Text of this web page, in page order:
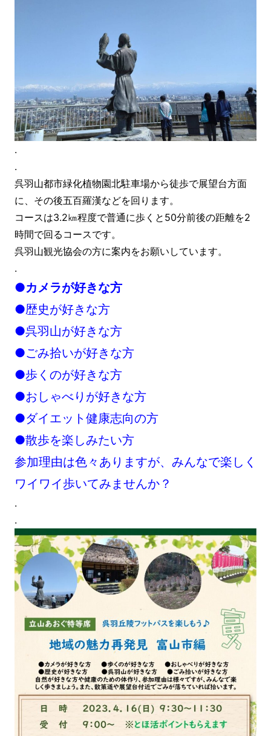
.
.
呉羽山都市緑化植物園北駐車場から徒歩で展望台方面
に、その後五百羅漢などを回ります。
コースは3.2㎞程度で普通に歩くと50分前後の距離を2
時間で回るコースです。
呉羽山観光協会の方に案内をお願いしています。
.
●カメラが好きな方
●歴史が好きな方
●呉羽山が好きな方
●ごみ拾いが好きな方
●歩くのが好きな方
●おしゃべりが好きな方
●ダイエット健康志向の方
●散歩を楽しみたい方
参加理由は色々ありますが、みんなで楽しく
ワイワイ歩いてみませんか？
.
.